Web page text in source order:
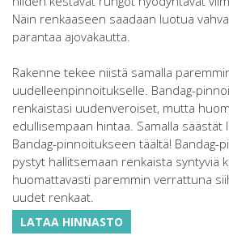
Näin renkaaseen saadaan luotua
parantaa ajovakautta.
Rakenne tekee niistä samalla
uudelleenpinnoitukselle. Bandag-
renkaistasi uudenveroiset, mutta
edullisempaan hintaa. Samalla säästät
Bandag-pinnoitukseen täältä! Bandag-
pystyt hallitsemaan renkaista syntyviä
huomattavasti paremmin verrattuna
uudet renkaat.
LATAA HINNASTO